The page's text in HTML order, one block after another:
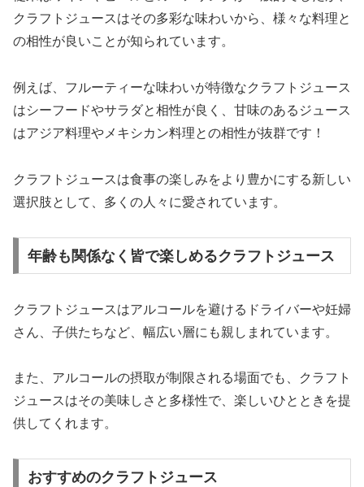
クラフトジュースはその多彩な味わいから、様々な料理と
の相性が良いことが知られています。
例えば、フルーティーな味わいが特徴なクラフトジュース
はシーフードやサラダと相性が良く、甘味のあるジュース
はアジア料理やメキシカン料理との相性が抜群です！
クラフトジュースは食事の楽しみをより豊かにする新しい
選択肢として、多くの人々に愛されています。
年齢も関係なく皆で楽しめるクラフトジュース
クラフトジュースはアルコールを避けるドライバーや妊婦
さん、子供たちなど、幅広い層にも親しまれています。
また、アルコールの摂取が制限される場面でも、クラフト
ジュースはその美味しさと多様性で、楽しいひとときを提
供してくれます。
おすすめのクラフトジュース